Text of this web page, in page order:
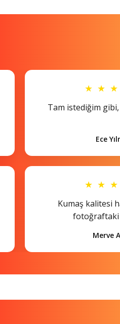
★ ★
Tam istediğim
Ece
★ ★
Kumaş kalitesi
fotoğraftaki
Merve